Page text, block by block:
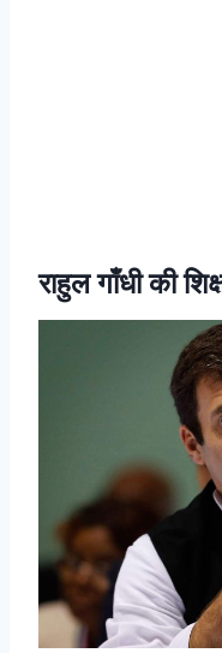
राहुल गाँधी की